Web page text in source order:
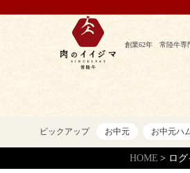
創業62年 常陸牛専
ピックアップ お中元 お中元ハ
HOME ロ